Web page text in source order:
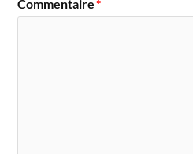
Commentaire*